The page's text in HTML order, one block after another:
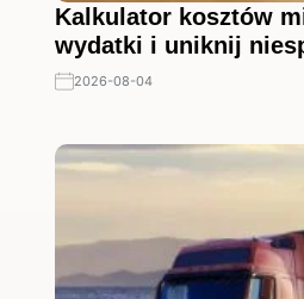
Kalkulator kosztów
wydatki i uniknij
2026-08-04